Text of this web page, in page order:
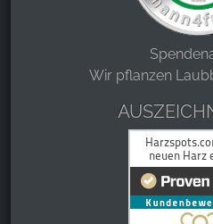
Wir pflanzen